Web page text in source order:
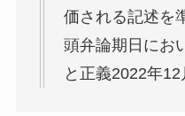
価される記述を
頭弁論期日にお
と正義2022年12